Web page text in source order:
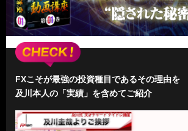
FXこそが最強の投資種目であるその理由を
及川本人の「実績」を含めてご紹介